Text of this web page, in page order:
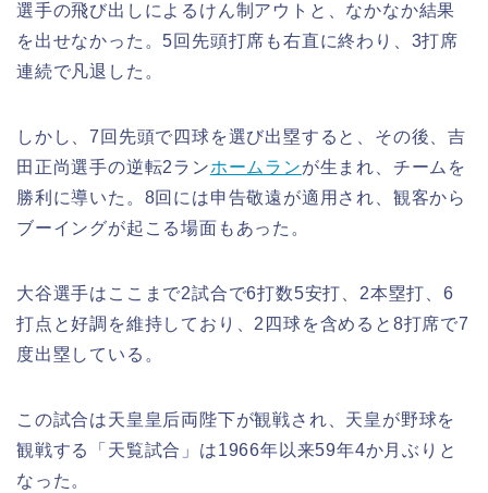
選手の飛び出しによるけん制アウトと、なかなか結果
を出せなかった。5回先頭打席も右直に終わり、3打席
連続で凡退した。
しかし、7回先頭で四球を選び出塁すると、その後、吉
田正尚選手の逆転2ランホームランが生まれ、チームを
勝利に導いた。8回には申告敬遠が適用され、観客から
ブーイングが起こる場面もあった。
大谷選手はここまで2試合で6打数5安打、2本塁打、6
打点と好調を維持しており、2四球を含めると8打席で7
度出塁している。
この試合は天皇皇后両陛下が観戦され、天皇が野球を
観戦する「天覧試合」は1966年以来59年4か月ぶりと
なった。